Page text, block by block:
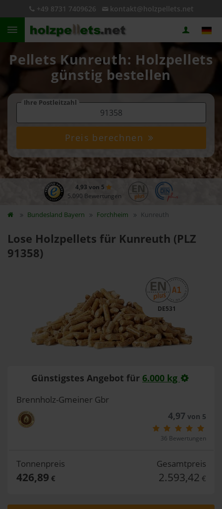
+49 8731 7409626 kontakt@holzpellets.net
Pellets Kunreuth: Holzpellets
günstig bestellen
Ihre Postleitzahl
Preis berechnen
4,93 von 5
5.090 Bewertungen
Bundesland Bayern Forchheim Kunreuth
Lose Holzpellets für Kunreuth (PLZ
91358)
DE531
Günstigstes Angebot für 6.000 kg
Brennholz-Gmeiner Gbr
4,97von 5
36 Bewertungen
Tonnenpreis
426,89 €
Gesamtpreis
2.593,42 €